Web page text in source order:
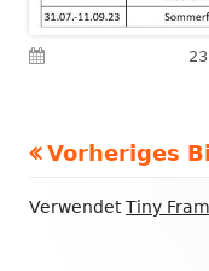
Vorheriges
Footer
VerwendetTiny